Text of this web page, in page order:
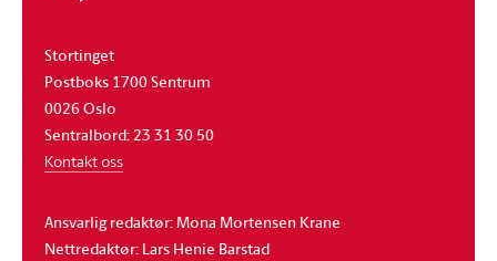
Stortinget
Postboks 1700 Sentrum
0026 Oslo
Sentralbord: 23 31 30 50
Kontakt oss
Ansvarlig redaktør: Mona Mortensen Krane
Nettredaktør: Lars Henie Barstad